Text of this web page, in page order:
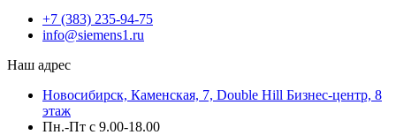
+7 (383) 235-94-75
info@siemens1.ru
Наш адрес
Новосибирск, Каменская, 7, Double Hill ​Бизнес-центр, 8
этаж
Пн.-Пт с 9.00-18.00